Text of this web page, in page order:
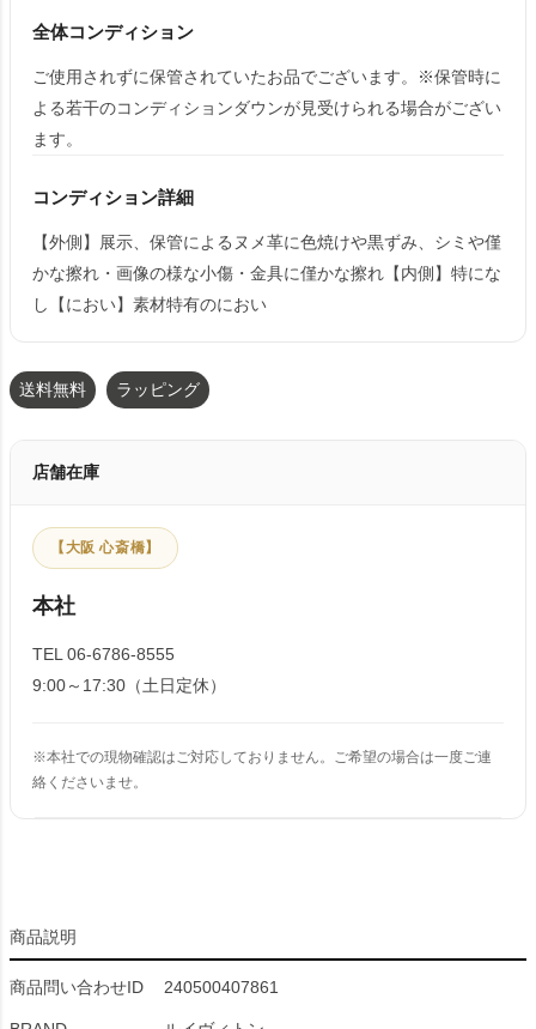
全体コンディション
ご使用されずに保管されていたお品でございます。※保管時に
よる若干のコンディションダウンが見受けられる場合がござい
ます。
コンディション詳細
【外側】展示、保管によるヌメ革に色焼けや黒ずみ、シミや僅
かな擦れ・画像の様な小傷・金具に僅かな擦れ【内側】特にな
し【におい】素材特有のにおい
送料無料 ラッピング
店舗在庫
【大阪 心斎橋】
本社
TEL 06-6786-8555
9:00～17:30（土日定休）
※本社での現物確認はご対応しておりません。ご希望の場合は一度ご連
絡くださいませ。
商品説明
商品問い合わせID 240500407861